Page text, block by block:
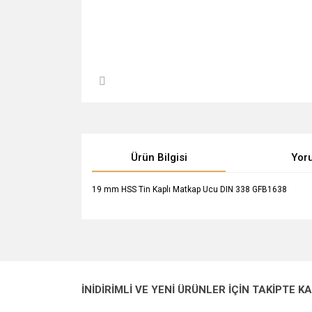
Ürün Bilgisi
19 mm HSS Tin Kaplı Matkap Ucu DIN 338 GFB1638
Ürün açıklamasında eksik bilgiler bulunuyor.
İNİDİRİMLİ VE YENİ ÜRÜNLER İÇİN TAKİPTE